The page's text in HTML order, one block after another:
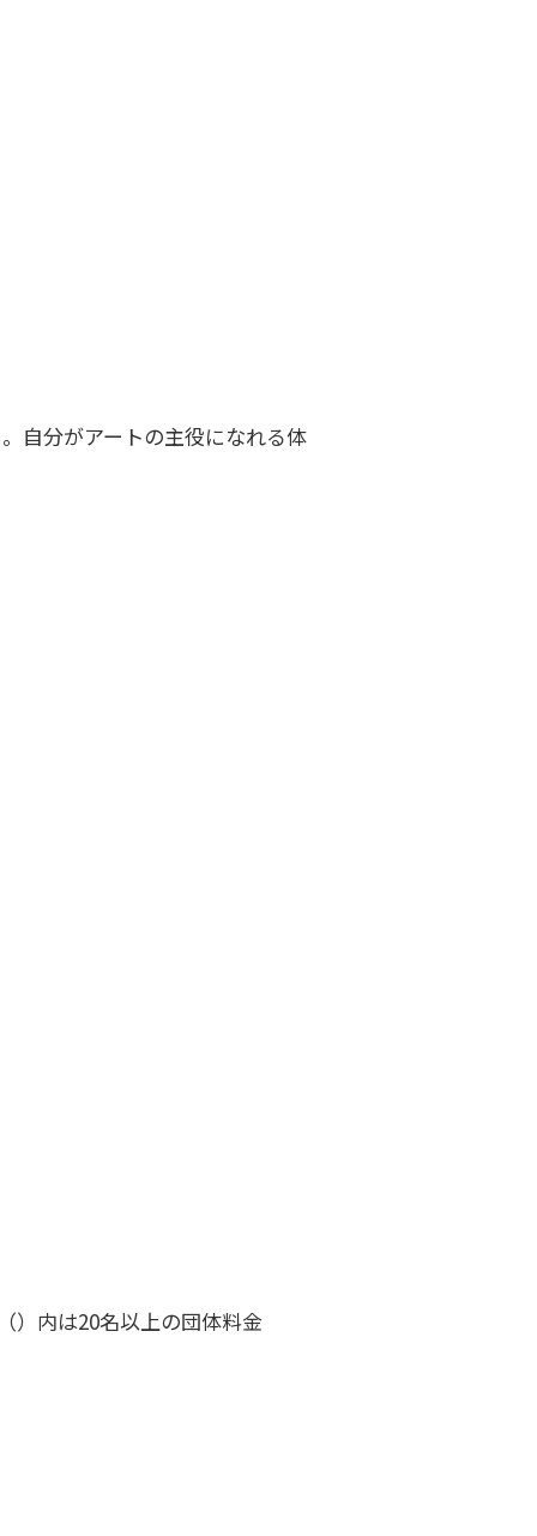
自分がアートの主役になれる体
）内は20名以上の団体料金